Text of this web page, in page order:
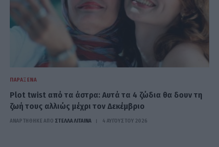
ΠΑΡΆΞΕΝΑ
Plot twist από τα άστρα: Αυτά τα 4 ζώδια θα δουν τη
ζωή τους αλλιώς μέχρι τον Δεκέμβριο
ΑΝΑΡΤΗΘΗΚΕ ΑΠΟ ΣΤΈΛΛΑ ΛΊΤΑΙΝΑ 4 ΑΥΓΟΎΣΤΟΥ 2026